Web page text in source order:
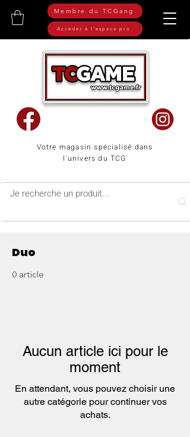
Votre magasin spécialisé dans
l'univers du TCG
Membre du TCGang
Accédez à l'espace pro
Duo
0 article
Aucun article ici pour le
moment
En attendant, vous pouvez choisir une
autre catégorie pour continuer vos
achats.